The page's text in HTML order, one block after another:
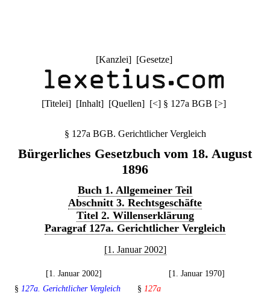
[Kanzlei] [Gesetze]
[Titelei] [Inhalt] [Quellen] [<] § 127a BGB [>]
§ 127a BGB. Gerichtlicher Vergleich
Bürgerliches Gesetzbuch vom 18. August
1896
Buch 1. Allgemeiner Teil
Abschnitt 3. Rechtsgeschäfte
Titel 2. Willenserklärung
Paragraf 127a. Gerichtlicher Vergleich
[1. Januar 2002]
[1. Januar 2002]
[1. Januar 1970]
§ 127a. Gerichtlicher Vergleich § 127a